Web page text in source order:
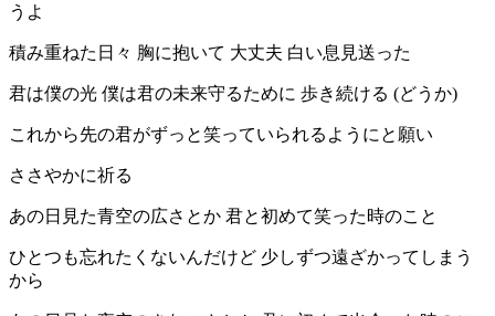
うよ
積み重ねた日々 胸に抱いて 大丈夫 白い息見送った
君は僕の光 僕は君の未来守るために 歩き続ける (どうか)
これから先の君がずっと笑っていられるようにと願い
ささやかに祈る
あの日見た青空の広さとか 君と初めて笑った時のこと
ひとつも忘れたくないんだけど 少しずつ遠ざかってしまう
から